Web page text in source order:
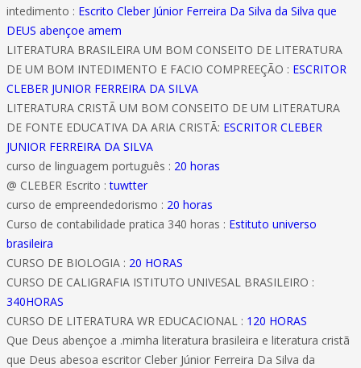
intedimento : Escrito Cleber Júnior Ferreira Da Silva da Silva que
DEUS abençoe amem
LITERATURA BRASILEIRA UM BOM CONSEITO DE LITERATURA
DE UM BOM INTEDIMENTO E FACIO COMPREEÇÃO : ESCRITOR
CLEBER JUNIOR FERREIRA DA SILVA
LITERATURA CRISTÃ UM BOM CONSEITO DE UM LITERATURA
DE FONTE EDUCATIVA DA ARIA CRISTÃ: ESCRITOR CLEBER
JUNIOR FERREIRA DA SILVA
curso de linguagem português : 20 horas
@ CLEBER Escrito :tuwtter
curso de empreendedorismo : 20 horas
Curso de contabilidade pratica 340 horas : Estituto universo
brasileira
CURSO DE BIOLOGIA : 20 HORAS
CURSO DE CALIGRAFIA ISTITUTO UNIVESAL BRASILEIRO :
340HORAS
CURSO DE LITERATURA WR EDUCACIONAL : 120 HORAS
Que Deus abençoe a .mimha literatura brasileira e literatura cristã
que Deus abesoa escritor Cleber Júnior Ferreira Da Silva da